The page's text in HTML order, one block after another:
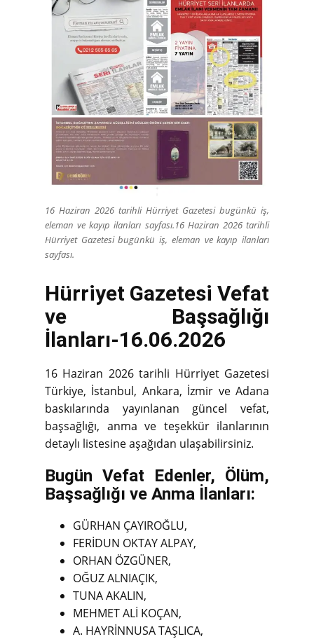
16 Haziran 2026 tarihli Hürriyet Gazetesi bugünkü iş,
eleman ve kayıp ilanları sayfası.16 Haziran 2026 tarihli
Hürriyet Gazetesi bugünkü iş, eleman ve kayıp ilanları
sayfası.
Hürriyet Gazetesi Vefat
ve Başsağlığı
İlanları-16.06.2026
16 Haziran 2026 tarihli Hürriyet Gazetesi
Türkiye, İstanbul, Ankara, İzmir ve Adana
baskılarında yayınlanan güncel vefat,
başsağlığı, anma ve teşekkür ilanlarının
detaylı listesine aşağıdan ulaşabilirsiniz.
Bugün Vefat Edenler, Ölüm,
Başsağlığı ve Anma İlanları:
GÜRHAN ÇAYIROĞLU,
FERİDUN OKTAY ALPAY,
ORHAN ÖZGÜNER,
OĞUZ ALNIAÇIK,
TUNA AKALIN,
MEHMET ALİ KOÇAN,
A. HAYRİNNUSA TAŞLICA,